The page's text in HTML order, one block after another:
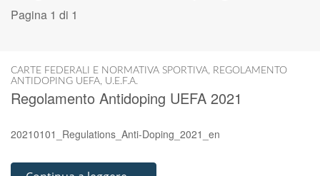
Pagina 1 di 1
CARTE FEDERALI E NORMATIVA SPORTIVA, REGOLAMENTO
ANTIDOPING UEFA, U.E.F.A.
Regolamento Antidoping UEFA 2021
20210101_Regulations_Anti-Doping_2021_en